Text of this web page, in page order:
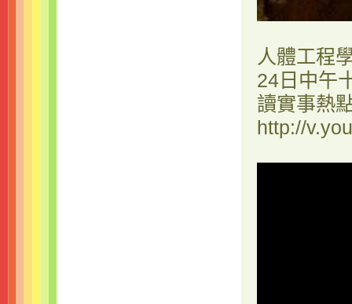
人體工程
24日中午
讀實事熱
http://